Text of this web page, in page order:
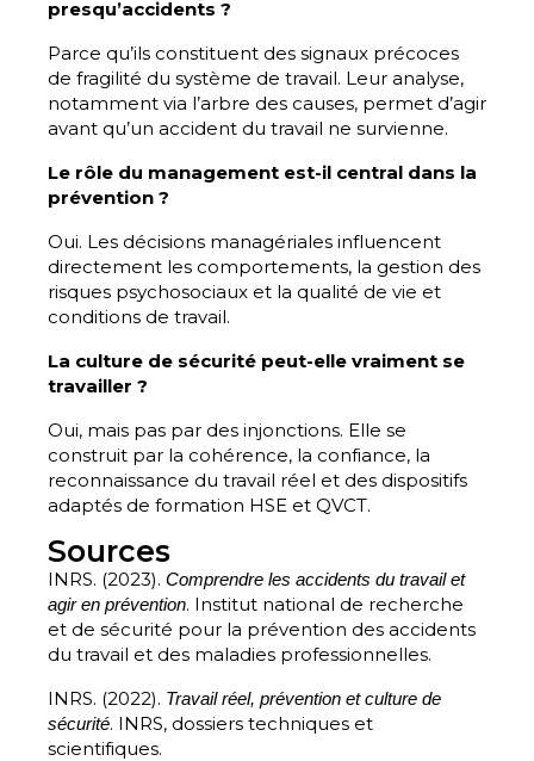
presqu’accidents ?
Parce qu’ils constituent des signaux précoces
de fragilité du système de travail. Leur analyse,
notamment via l’arbre des causes, permet d’agir
avant qu’un accident du travail ne survienne.
Le rôle du management est-il central dans la
prévention ?
Oui. Les décisions managériales influencent
directement les comportements, la gestion des
risques psychosociaux et la qualité de vie et
conditions de travail.
La culture de sécurité peut-elle vraiment se
travailler ?
Oui, mais pas par des injonctions. Elle se
construit par la cohérence, la confiance, la
reconnaissance du travail réel et des dispositifs
adaptés de formation HSE et QVCT.
Sources
INRS. (2023). Comprendre les accidents du travail et
agir en prévention. Institut national de recherche
et de sécurité pour la prévention des accidents
du travail et des maladies professionnelles.
INRS. (2022). Travail réel, prévention et culture de
sécurité. INRS, dossiers techniques et
scientifiques.